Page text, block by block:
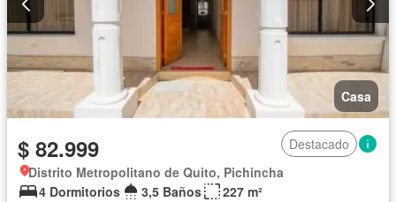
Casa
$ 82.999
Destacado
Distrito Metropolitano de Quito, Pichincha
4 Dormitorios
3,5 Baños
227 m²